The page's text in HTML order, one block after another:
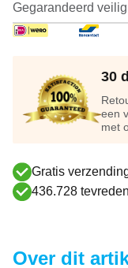
Gegarandeerd
30
een
met
Gratis
436.728
Over dit